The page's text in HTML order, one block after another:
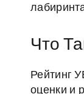
Что
Рейтинг
оценки и